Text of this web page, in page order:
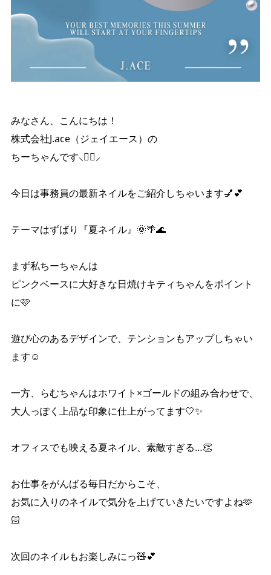
みなさん、こんにちは！
株式会社J.ace（ジェイエース）の
ちーちゃんです︎⸜👍🏻⸝‍
今日は事務員の最新ネイルをご紹介しちゃいます💅💕
テーマはずばり『夏ネイル』🌞🌴🌊
まず私ちーちゃんは
ピンクベースに大好きな日焼けキティちゃんをポイント
に🩷
遊び心のあるデザインで、テンションもアップしちゃい
ます☺️
一方、らむちゃんはホワイト×ゴールドの組み合わせで、
大人っぽく上品な印象に仕上がってます🤍✨
オフィスでも映える夏ネイル、素敵すぎる…👏
お仕事をがんばる毎日だからこそ、
お気に入りのネイルで気分を上げていきたいですよね🫶
🏻
次回のネイルもお楽しみにっ🧸💕